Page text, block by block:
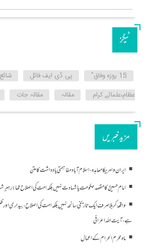
ٹیگز
15 روزہ وفاق” پی ڈی ایف فائل شائع
عظام،علمائے کرام
مقالہ مقالہ جات
مزید خبریں
ایران و امریکا معاہدہ، اسلام آباد مفاہمتی یادداشت کا متن
امام حسینؑ کا مقصد حکومت یا شہادت نہیں بلکہ امت کی اصلاح تھا: رہبرِ
واقعۂ کربلا صرف ایک تاریخی سانحہ نہیں بلکہ امت کی اصلاح، بیداری
ہے، آیت اللہ اعرافی
ماہ محرم الحرام کے اعمال